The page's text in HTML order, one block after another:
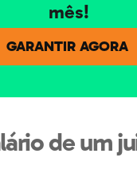
mês!
GARANTIR AGORA
de um